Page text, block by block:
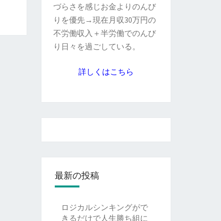
づらさを感じお金よりのんび
りを優先→現在月収30万円の
不労働収入＋半労働でのんび
り日々を過ごしている。
詳しくはこちら
最新の投稿
ロジカルシンキングがで
きるだけで人生勝ち組に